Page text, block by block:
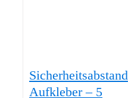
Sicherheitsabstand
Aufkleber – 5